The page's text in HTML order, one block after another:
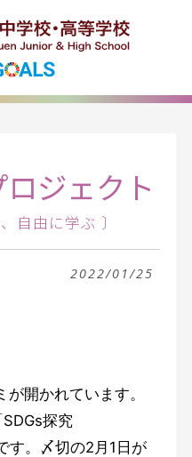
ジェクト
自由に学ぶ 〕
2022/01/25
開かれています。
探究
す。〆切の2月1日が